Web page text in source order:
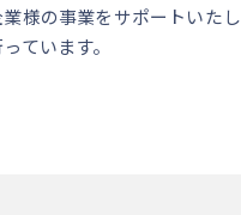
様の事業をサポートいた
ています。